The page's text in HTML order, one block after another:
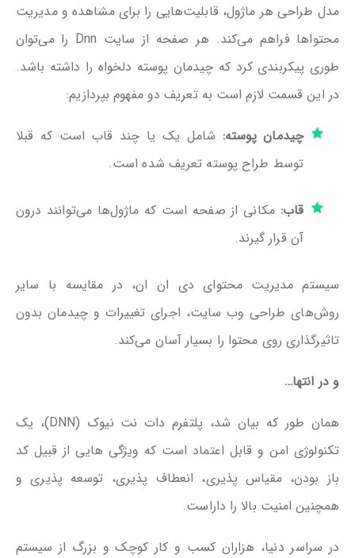
مدل طراحی هر ماژول، قابلیت‌هایی را برای مشاهده و مدیریت
محتواها فراهم می‌کند. هر صفحه از سایت Dnn را می‌توان
طوری پیکربندی کرد که چیدمان پوسته دلخواه را داشته باشد.
در این قسمت لازم است به تعریف دو مفهوم بپردازیم:
چیدمان پوسته:شامل یک یا چند قاب است که قبلا
توسط طراح پوسته تعریف شده است.
قاب: مکانی از صفحه است که ماژول‌ها می‌توانند درون
آن قرار گیرند.
سیستم مدیریت محتوای دی ان ان، در مقایسه با سایر
روش‌های طراحی وب سایت، اجرای تغییرات و چیدمان بدون
تاثیرگذاری روی محتوا را بسیار آسان می‌کند.
و در انتها…
همان طور که بیان شد، پلتفرم دات نت نیوک (DNN)، یک
تکنولوژی امن و قابل اعتماد است که ویژگی هایی از قبیل کد
باز بودن، مقیاس پذیری، انعطاف پذیری، توسعه پذیری و
همچنین امنیت بالا را داراست.
در سراسر دنیا، هزاران کسب و کار کوچک و بزرگ از سیستم